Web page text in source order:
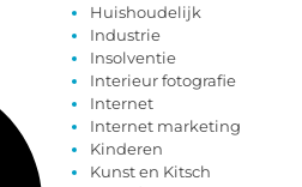
Huishoudelijk
Industrie
Insolventie
Interieur fotografie
Internet
Internet marketing
Kinderen
Kunst en Kitsch